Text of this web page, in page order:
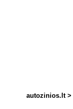
autozinios.lt>